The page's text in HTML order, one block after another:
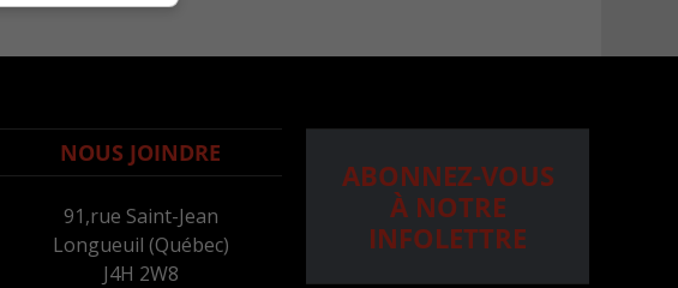
NOUS JOINDRE
91,rue Saint-Jean
Longueuil (Québec)
J4H 2W8
ABONNEZ-VOUS
À NOTRE
INFOLETTRE